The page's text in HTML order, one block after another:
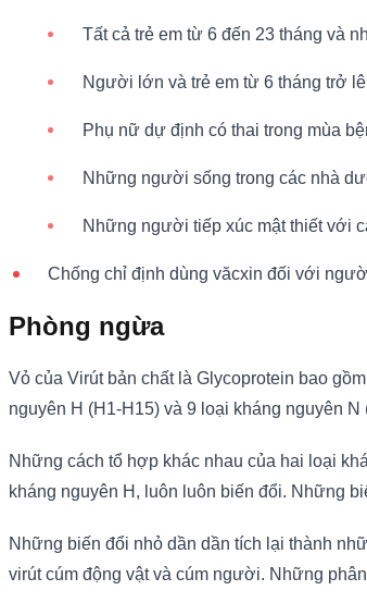
Tất cả trẻ em từ 6 đến 23 tháng và
Người lớn và trẻ em từ 6 tháng trở
Phụ nữ dự định có thai trong mùa
Những người sống trong các nhà
Những người tiếp xúc mật thiết với
Chống chỉ định dùng văcxin đối với
Phòng ngừa
Vỏ của Virút bản chất là Glycoprotein bao
nguyên H (H1-H15) và 9 loại kháng nguyên N
Những cách tổ hợp khác nhau của hai loại
kháng nguyên H, luôn luôn biến đổi. Những
Những biến đổi nhỏ dần dần tích lại thành
virút cúm động vật và cúm người. Những